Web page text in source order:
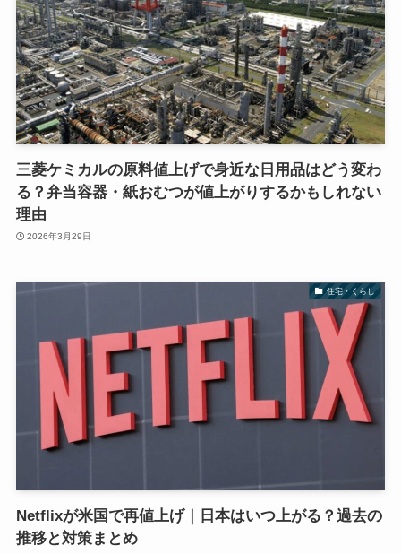
三菱ケミカルの原料値上げで身近な日用品はどう変わ
る？弁当容器・紙おむつが値上がりするかもしれない
理由
2026年3月29日
住宅・くらし
Netflixが米国で再値上げ｜日本はいつ上がる？過去の
推移と対策まとめ